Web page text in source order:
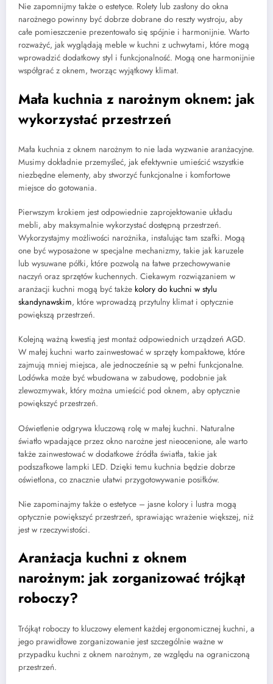
Nie zapomnijmy także o estetyce. Rolety lub zasłony do okna
narożnego powinny być dobrze dobrane do reszty wystroju, aby
całe pomieszczenie prezentowało się spójnie i harmonijnie. Warto
rozważyć, jak wyglądają meble w kuchni z uchwytami, które mogą
wprowadzić dodatkowy styl i funkcjonalność. Mogą one harmonijnie
współgrać z oknem, tworząc wyjątkowy klimat.
Mała kuchnia z narożnym oknem: jak
wykorzystać przestrzeń
Mała kuchnia z oknem narożnym to nie lada wyzwanie aranżacyjne.
Musimy dokładnie przemyśleć, jak efektywnie umieścić wszystkie
niezbędne elementy, aby stworzyć funkcjonalne i komfortowe
miejsce do gotowania.
Pierwszym krokiem jest odpowiednie zaprojektowanie układu
mebli, aby maksymalnie wykorzystać dostępną przestrzeń.
Wykorzystajmy możliwości narożnika, instalując tam szafki. Mogą
one być wyposażone w specjalne mechanizmy, takie jak karuzele
lub wysuwane półki, które pozwolą na łatwe przechowywanie
naczyń oraz sprzętów kuchennych. Ciekawym rozwiązaniem w
aranżacji kuchni mogą być także kolory do kuchni w stylu
skandynawskim, które wprowadzą przytulny klimat i optycznie
powiększą przestrzeń.
Kolejną ważną kwestią jest montaż odpowiednich urządzeń AGD.
W małej kuchni warto zainwestować w sprzęty kompaktowe, które
zajmują mniej miejsca, ale jednocześnie są w pełni funkcjonalne.
Lodówka może być wbudowana w zabudowę, podobnie jak
zlewozmywak, który można umieścić pod oknem, aby optycznie
powiększyć przestrzeń.
Oświetlenie odgrywa kluczową rolę w małej kuchni. Naturalne
światło wpadające przez okno narożne jest nieocenione, ale warto
także zainwestować w dodatkowe źródła światła, takie jak
podszafkowe lampki LED. Dzięki temu kuchnia będzie dobrze
oświetlona, co znacznie ułatwi przygotowywanie posiłków.
Nie zapominajmy także o estetyce – jasne kolory i lustra mogą
optycznie powiększyć przestrzeń, sprawiając wrażenie większej, niż
jest w rzeczywistości.
Aranżacja kuchni z oknem
narożnym: jak zorganizować trójkąt
roboczy?
Trójkąt roboczy to kluczowy element każdej ergonomicznej kuchni, a
jego prawidłowe zorganizowanie jest szczególnie ważne w
przypadku kuchni z oknem narożnym, ze względu na ograniczoną
przestrzeń.